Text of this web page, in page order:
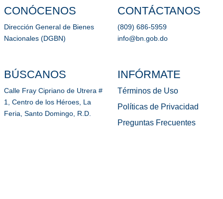
CONÓCENOS
Dirección General de Bienes
Nacionales (DGBN)
BÚSCANOS
Calle Fray Cipriano de Utrera #
1, Centro de los Héroes, La
Feria, Santo Domingo, R.D.
CONTÁCTANOS
(809) 686-5959
info@bn.gob.do
INFÓRMATE
Términos de Uso
Políticas de Privacidad
Preguntas Frecuentes